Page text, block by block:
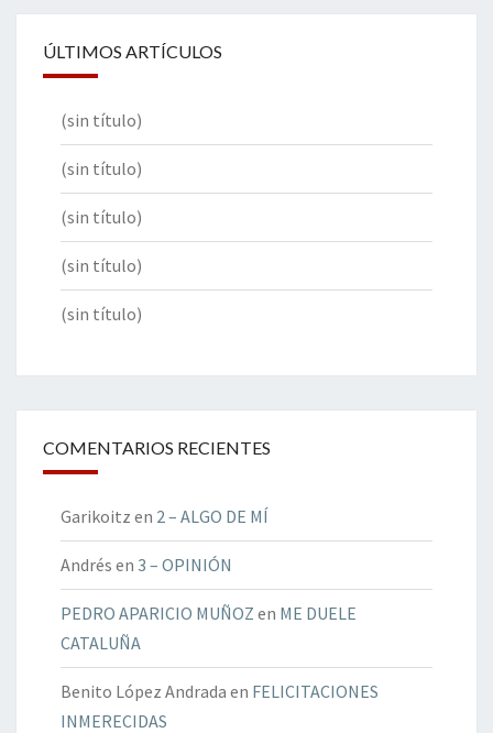
ÚLTIMOS ARTÍCULOS
(sin título)
(sin título)
(sin título)
(sin título)
(sin título)
COMENTARIOS RECIENTES
Garikoitz en 2 – ALGO DE MÍ
Andrés en 3 – OPINIÓN
PEDRO APARICIO MUÑOZ en ME DUELE
CATALUÑA
Benito López Andrada en FELICITACIONES
INMERECIDAS